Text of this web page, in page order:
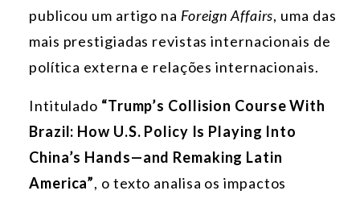
publicou um artigo na Foreign Affairs, uma das
mais prestigiadas revistas internacionais de
política externa e relações internacionais.
Intitulado “Trump’s Collision Course With
Brazil: How U.S. Policy Is Playing Into
China’s Hands—and Remaking Latin
America”, o texto analisa os impactos